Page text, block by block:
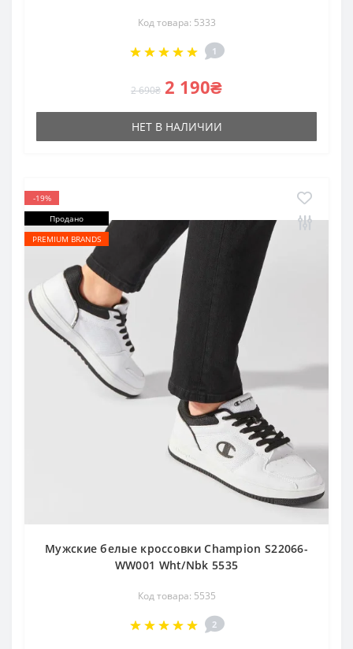
Код товара: 5333
1
2 690₴ 2 190₴
НЕТ В НАЛИЧИИ
-19%
Продано
PREMIUM BRANDS
Мужские белые кроссовки Champion S22066-
WW001 Wht/Nbk 5535
Код товара: 5535
2